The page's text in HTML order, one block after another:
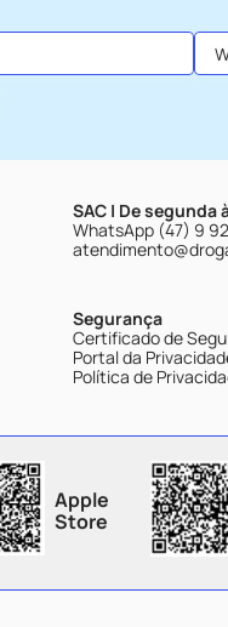
SAC | De segunda
WhatsApp (47) 9
Segurança
Certificado de
Portal da
Política de
Apple
Store